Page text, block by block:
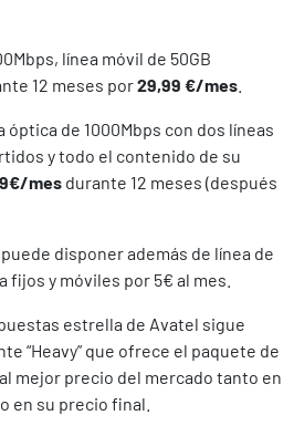
línea móvil de 50GB
12 meses por29,99 €/mes
óptica de 1000Mbps con dos líneas
y todo el contenido de su
mes durante 12 meses (después
disponer además de línea de
fijos y móviles por 5€ al mes.
estrella de Avatel sigue
“Heavy” que ofrece el paquete de
mejor precio del mercado tanto en
en su precio final.